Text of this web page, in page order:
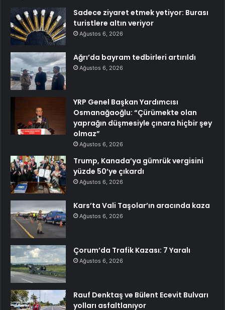
Sadece ziyaret etmek yetiyor: Burası
turistlere altın veriyor
Ağustos 6, 2026
Ağrı’da bayram tedbirleri artırıldı
Ağustos 6, 2026
YRP Genel Başkan Yardımcısı
Osmanağaoğlu: “Çürümekte olan
yaprağın düşmesiyle çınara hiçbir şey
olmaz”
Ağustos 6, 2026
Trump, Kanada’ya gümrük vergisini
yüzde 50’ye çıkardı
Ağustos 6, 2026
Kars’ta Vali Taşolar’ın aracında kaza
Ağustos 6, 2026
Çorum’da Trafik Kazası: 7 Yaralı
Ağustos 6, 2026
Rauf Denktaş ve Bülent Ecevit Bulvarı
yolları asfaltlanıyor